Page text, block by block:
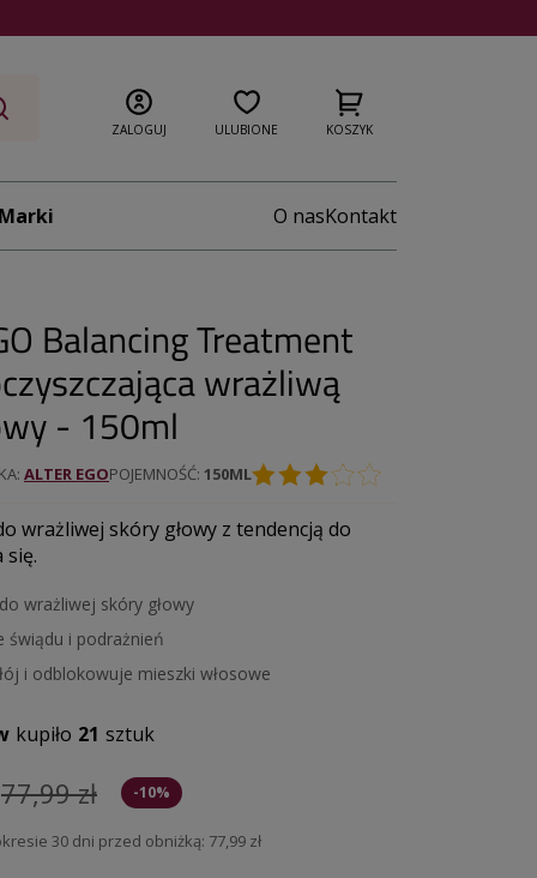
ZALOGUJ ULUBIONE KOSZYK
O nasKontakt
Balancing Treatment
wrażliwą
- 150ml
ALTER EGOPOJEMNOŚĆ 150ML
wrażliwej skóry głowy z tendencją do
się.
wrażliwej skóry głowy
świądu i podrażnień
i odblokowuje mieszki włosowe
kupiło 21 sztuk
77,99 zł -10%
30 dni przed obniżką: 77,99 zł